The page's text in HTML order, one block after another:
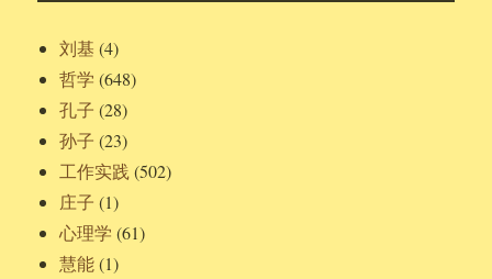
刘基 (4)
哲学 (648)
孔子 (28)
孙子 (23)
工作实践 (502)
庄子 (1)
心理学 (61)
慧能(1)